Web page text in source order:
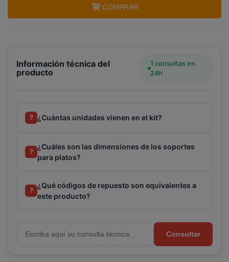
COMPRAR
Información técnica del
producto
1 consultas en
24h
? ¿Cuántas unidades vienen en el kit?
?
¿Cuáles son las dimensiones de los soportes
para platos?
?
¿Qué códigos de repuesto son equivalentes a
este producto?
Consultar